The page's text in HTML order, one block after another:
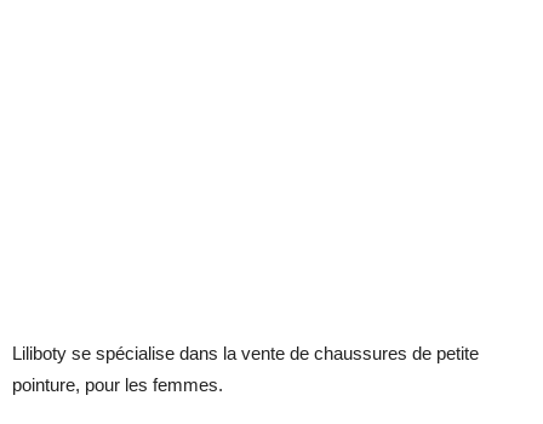
Liliboty se spécialise dans la vente de chaussures de petite
pointure, pour les femmes.